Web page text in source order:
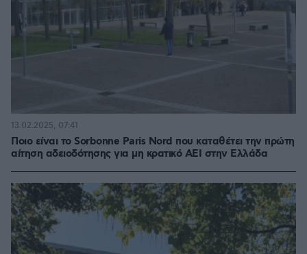
Ποιο είναι το Sorbonne Paris Nord που καταθέτει την πρώτη
αίτηση αδειοδότησης για μη κρατικό ΑΕΙ στην Ελλάδα
13.02.2025, 07:41